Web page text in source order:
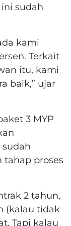
sudah
kami
Terkait
itu, kami
baik,” ujar
3 MYP
tahap proses
2 tahun,
(kalau tidak
Tapi kalau